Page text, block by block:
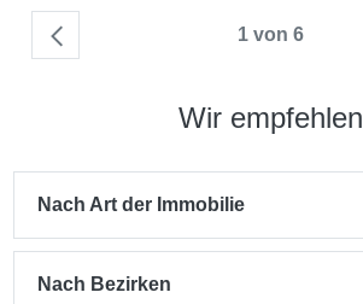
1 von 6
Wir empfehlen
Nach Art der Immobilie
Nach Bezirken